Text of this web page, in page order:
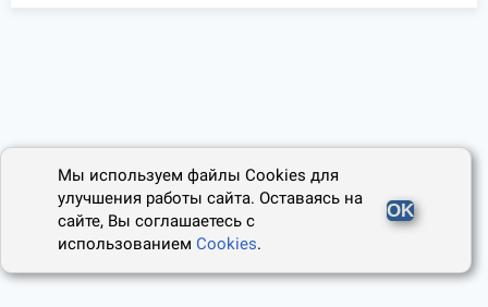
Мы используем файлы Cookies для
улучшения работы сайта. Оставаясь на
сайте, Вы соглашаетесь с
использованиемCookies.
OK